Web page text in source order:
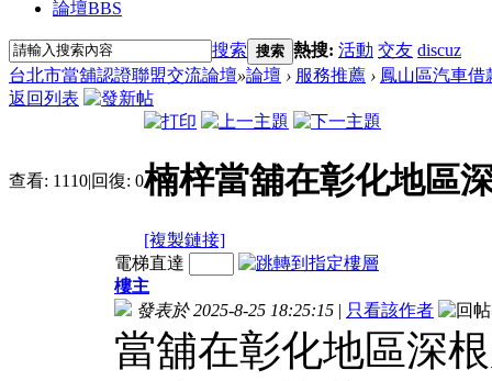
論壇BBS
搜索 搜索 熱搜: 活動 交友 discuz
台北市當舖認證聯盟交流論壇»論壇 › 服務推薦 › 鳳山區汽車借
返回列表
查看: 1110|回復: 0楠梓當舖在彰化地區
[複製鏈接]
電梯直達
樓主
發表於 2025-8-25 18:25:15 | 只看該作者
當舖在彰化地區深